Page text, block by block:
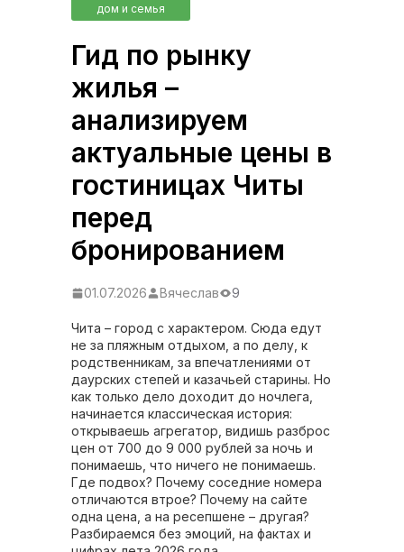
дом и семья
Гид по рынку
жилья –
анализируем
актуальные цены в
гостиницах Читы
перед
бронированием
01.07.2026 Вячеслав 9
Чита – город с характером. Сюда едут
не за пляжным отдыхом, а по делу, к
родственникам, за впечатлениями от
даурских степей и казачьей старины. Но
как только дело доходит до ночлега,
начинается классическая история:
открываешь агрегатор, видишь разброс
цен от 700 до 9 000 рублей за ночь и
понимаешь, что ничего не понимаешь.
Где подвох? Почему соседние номера
отличаются втрое? Почему на сайте
одна цена, а на ресепшене – другая?
Разбираемся без эмоций, на фактах и